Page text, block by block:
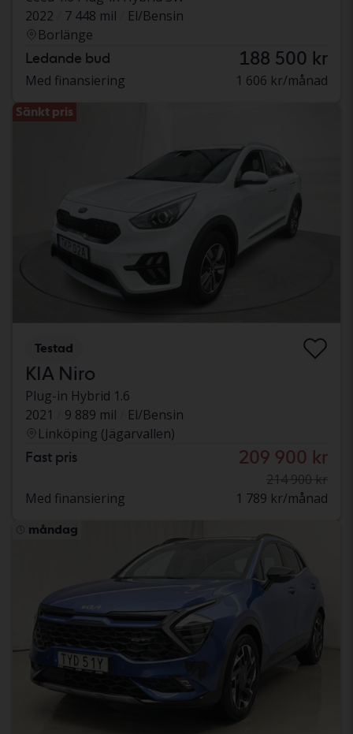
2022
7 448 mil
El/Bensin
Borlänge
Ledande bud 188 500 kr
Med finansiering 1 606 kr/månad
Sänkt pris
Testad
KIA Niro
Plug-in Hybrid 1.6
2021
9 889 mil
El/Bensin
Linköping (Jägarvallen)
Fast pris 209 900 kr
214 900 kr
Med finansiering
1 789 kr/månad
måndag